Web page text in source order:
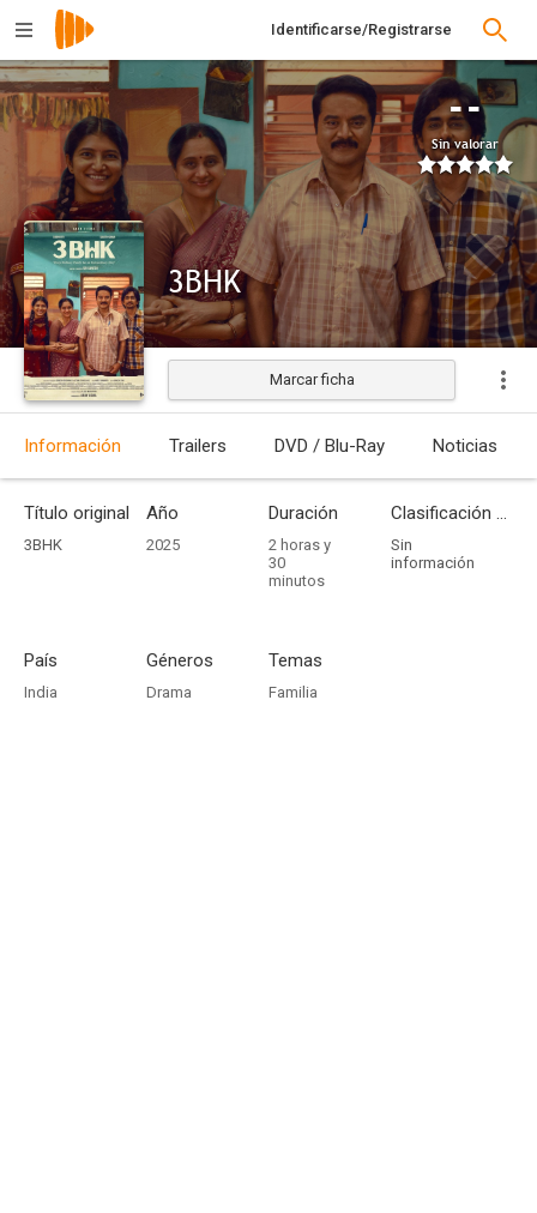
Identificarse/Registrarse
--
Sin valorar
3BHK
Estrenada
Marcar ficha
Información Trailers DVD / Blu-Ray Noticias
Título original
3BHK
Año
2025
Duración
2 horas y
30
minutos
Clasificación por edades
Sin
información
País
India
Géneros
Drama
Temas
Familia